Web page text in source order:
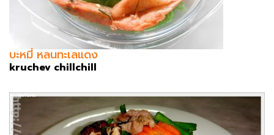
บะหมี่ หลนทะเลแดง
kruchev chillchill